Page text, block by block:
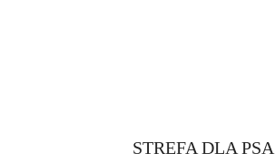
Pomiń karuzelę produktów
Produkty
STREFA DLA PSA